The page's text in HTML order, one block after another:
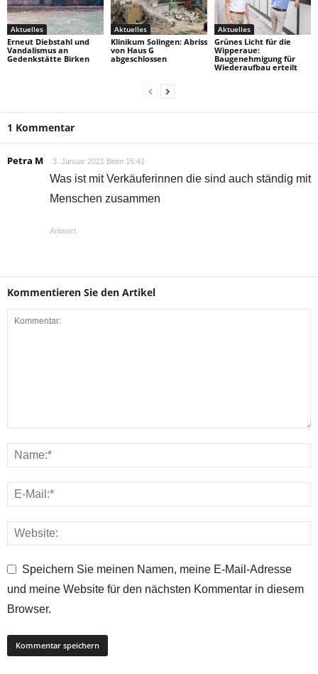
Aktuelles
Erneut Diebstahl und
Vandalismus an
Gedenkstätte Birken
Aktuelles
Klinikum Solingen: Abriss
von Haus G
abgeschlossen
Aktuelles
Grünes Licht für die
Wipperaue:
Baugenehmigung für
Wiederaufbau erteilt
1 Kommentar
Petra M 3. Januar 2021 Beim 15:41
Was ist mit Verkäuferinnen die sind auch ständig mit
Menschen zusammen
Antwort
Kommentieren Sie den Artikel
Speichern Sie meinen Namen, meine E-Mail-Adresse
und meine Website für den nächsten Kommentar in diesem
Browser.